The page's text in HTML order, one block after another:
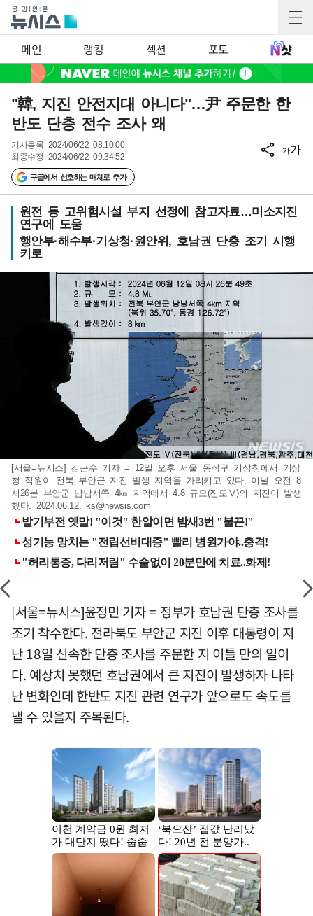
메인 랭킹 섹션 포토
"韓, 지진 안전지대 아니다"…尹 주문한 한
반도 단층 전수 조사 왜
기사등록 2024/06/22 08:10:00
최종수정 2024/06/22 09:34:52
구글에서 선호하는 매체로 추가
가가
원전 등 고위험시설 부지 선정에 참고자료…미소지진
연구에 도움
행안부·해수부·기상청·원안위, 호남권 단층 조기 시행
키로
[서울=뉴시스] 김근수 기자 = 12일 오후 서울 동작구 기상청에서 기상
청 직원이 전북 부안군 지진 발생 지역을 가리키고 있다. 이날 오전 8
시26분 부안군 남남서쪽 4㎞ 지역에서 4.8 규모(진도Ⅴ)의 지진이 발생
했다. 2024.06.12. ks@newsis.com
[서울=뉴시스]윤정민 기자 = 정부가 호남권 단층 조사를
조기 착수한다. 전라북도 부안군 지진 이후 대통령이 지
난 18일 신속한 단층 조사를 주문한 지 이틀 만의 일이
다. 예상치 못했던 호남권에서 큰 지진이 발생하자 나타
난 변화인데 한반도 지진 관련 연구가 앞으로도 속도를
낼 수 있을지 주목된다.